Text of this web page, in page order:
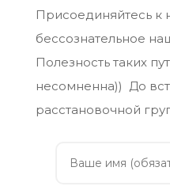
Присоединяйтесь к
бессознательное
Полезность таких
несомненна)) До
расстановочной